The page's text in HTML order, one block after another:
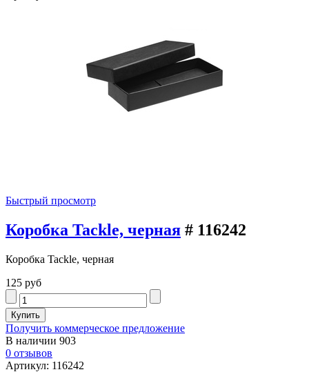
Быстрый просмотр
Коробка Tackle, черная # 116242
Коробка Tackle, черная
125 руб
Получить коммерческое предложение
В наличии 903
0 отзывов
Артикул: 116242